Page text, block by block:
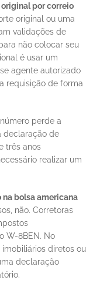
por correio
original ou uma
validações de
não colocar seu
agente autorizado
requisição de forma
perde a
declaração de
três anos
realizar um
na bolsa americana
não. Corretoras
W-8BEN. No
diretos ou
declaração